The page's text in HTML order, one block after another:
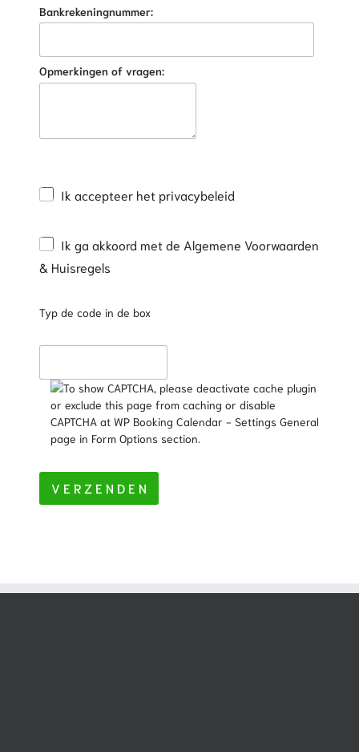
Bankrekeningnummer:
Opmerkingen of vragen:
Ik accepteer het privacybeleid
Ik ga akkoord met de Algemene Voorwaarden
& Huisregels
Typ de code in de box